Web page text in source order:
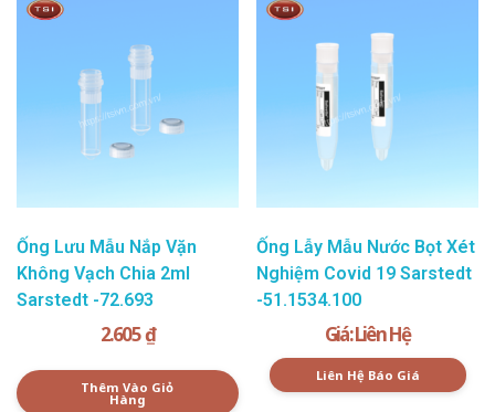
Ống Lưu Mẫu Nắp Vặn
Không Vạch Chia 2ml
Sarstedt -72.693
2.605₫
Thêm Vào Giỏ
Hàng
Ống Lẫy Mẫu Nước Bọt Xét
Nghiệm Covid 19 Sarstedt
-51.1534.100
Giá: Liên Hệ
Liên Hệ Báo Giá